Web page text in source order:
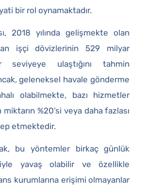
bir rol oynamaktadır.
2018 yılında gelişmekte olan
işçi dövizlerinin 529 milyar
seviyeye ulaştığını tahmin
geleneksel havale gönderme
olabilmekte, bazı hizmetler
%20’si veya daha fazlası
etmektedir.
bu yöntemler birkaç günlük
yavaş olabilir ve özellikle
kurumlarına erişimi olmayanlar